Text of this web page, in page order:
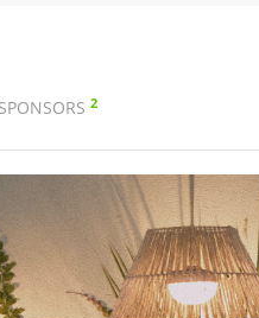
SPONSORS 2